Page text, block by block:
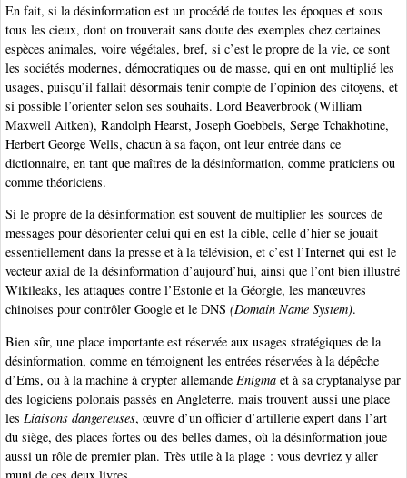
En fait, si la désinformation est un procédé de toutes les époques et sous
tous les cieux, dont on trouverait sans doute des exemples chez certaines
espèces animales, voire végétales, bref, si c’est le propre de la vie, ce sont
les sociétés modernes, démocratiques ou de masse, qui en ont multiplié les
usages, puisqu’il fallait désormais tenir compte de l’opinion des citoyens, et
si possible l’orienter selon ses souhaits. Lord Beaverbrook (William
Maxwell Aitken), Randolph Hearst, Joseph Goebbels, Serge Tchakhotine,
Herbert George Wells, chacun à sa façon, ont leur entrée dans ce
dictionnaire, en tant que maîtres de la désinformation, comme praticiens ou
comme théoriciens.
Si le propre de la désinformation est souvent de multiplier les sources de
messages pour désorienter celui qui en est la cible, celle d’hier se jouait
essentiellement dans la presse et à la télévision, et c’est l’Internet qui est le
vecteur axial de la désinformation d’aujourd’hui, ainsi que l’ont bien illustré
Wikileaks, les attaques contre l’Estonie et la Géorgie, les manœuvres
chinoises pour contrôler Google et le DNS (Domain Name System).
Bien sûr, une place importante est réservée aux usages stratégiques de la
désinformation, comme en témoignent les entrées réservées à la dépêche
d’Ems, ou à la machine à crypter allemande Enigma et à sa cryptanalyse par
des logiciens polonais passés en Angleterre, mais trouvent aussi une place
les Liaisons dangereuses, œuvre d’un officier d’artillerie expert dans l’art
du siège, des places fortes ou des belles dames, où la désinformation joue
aussi un rôle de premier plan. Très utile à la plage : vous devriez y aller